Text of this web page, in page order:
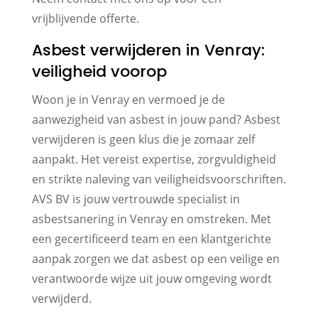
vrijblijvende offerte.
Asbest verwijderen in Venray:
veiligheid voorop
Woon je in Venray en vermoed je de
aanwezigheid van asbest in jouw pand? Asbest
verwijderen is geen klus die je zomaar zelf
aanpakt. Het vereist expertise, zorgvuldigheid
en strikte naleving van veiligheidsvoorschriften.
AVS BV is jouw vertrouwde specialist in
asbestsanering in Venray en omstreken. Met
een gecertificeerd team en een klantgerichte
aanpak zorgen we dat asbest op een veilige en
verantwoorde wijze uit jouw omgeving wordt
verwijderd.